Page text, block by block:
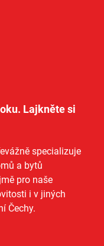
Lajkněte si
specializuje
a bytů
pro naše
i v jiných
Čechy.